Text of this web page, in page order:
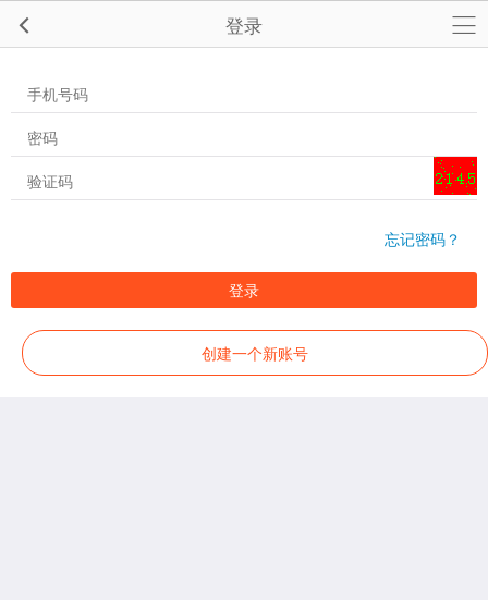
登录
忘记密码？
登录
创建一个新账号